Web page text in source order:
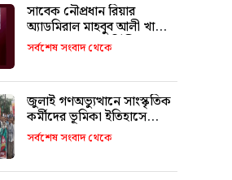
সাবেক নৌপ্রধান রিয়ার
অ্যাডমিরাল মাহবুব আলী খানের
৪২তম শাহাদাৎ বার্ষিকী
বৃহস্পতিবার
সর্বশেষ সংবাদ থেকে
জুলাই গণঅভ্যুত্থানে সাংস্কৃতিক
কর্মীদের ভূমিকা ইতিহাসে
স্বর্ণাক্ষরে লেখা থাকবে :
মিফতাহ্ সিদ্দিকী
সর্বশেষ সংবাদ থেকে